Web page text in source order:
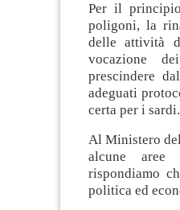
Per il
poligoni, la
delle attività
vocazione
prescindere
adeguati
certa per i sardi.
Al Ministero
alcune aree
rispondiamo
politica ed